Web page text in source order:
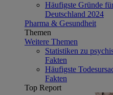
Häufigste Gründe
Deutschland 2024
Pharma & Gesundheit
Themen
Weitere Themen
Statistiken zu
Fakten
Häufigste
Fakten
Top Report